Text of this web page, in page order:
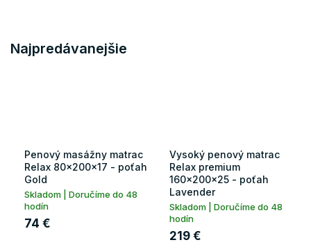
Najpredávanejšie
Penový masážny matrac
Relax 80x200x17 - poťah
Gold
Skladom | Doručíme do 48
hodín
74 €
Vysoký penový matrac
Relax premium
160x200x25 - poťah
Lavender
Skladom | Doručíme do 48
hodín
219 €